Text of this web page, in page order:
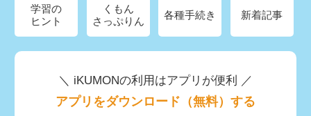
学習の
ヒント
くもん
さっぷりん
各種手続き 新着記事
＼ iKUMONの利用はアプリが便利 ／
アプリをダウンロード（無料）する